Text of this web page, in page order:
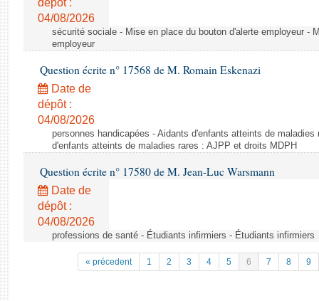
dépôt :
04/08/2026
sécurité sociale - Mise en place du bouton d'alerte employeur -
employeur
Question écrite n° 17568 de M. Romain Eskenazi
Date de
dépôt :
04/08/2026
personnes handicapées - Aidants d'enfants atteints de
d'enfants atteints de maladies rares : AJPP et droits MDPH
Question écrite n° 17580 de M. Jean-Luc Warsmann
Date de
dépôt :
04/08/2026
professions de santé - Étudiants infirmiers - Étudiants infirmiers
« précedent 1 2 3 4 5 6 7 8 9